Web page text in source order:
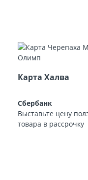
Карта Халва
Сбербанк
Выставьте цену
товара в рассрочку